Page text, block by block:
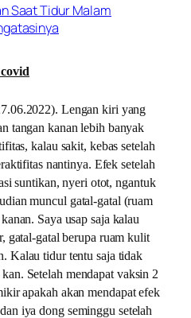
Saat Tidur Malam
Lengan kiri yang
tangan kanan lebih banyak
kalau sakit, kebas setelah
nantinya. Efek setelah
suntikan, nyeri otot, ngantuk
muncul gatal-gatal (ruam
Saya usap saja kalau
gatal-gatal berupa ruam kulit
Kalau tidur tentu saja tidak
Setelah mendapat vaksin 2
apakah akan mendapat efek
iya dong seminggu setelah